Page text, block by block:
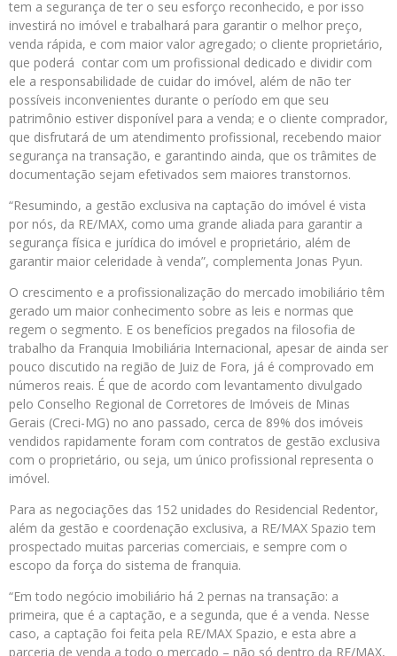
tem a segurança de ter o seu esforço reconhecido, e por isso
investirá no imóvel e trabalhará para garantir o melhor preço,
venda rápida, e com maior valor agregado; o cliente proprietário,
que poderá contar com um profissional dedicado e dividir com
ele a responsabilidade de cuidar do imóvel, além de não ter
possíveis inconvenientes durante o período em que seu
patrimônio estiver disponível para a venda; e o cliente comprador,
que disfrutará de um atendimento profissional, recebendo maior
segurança na transação, e garantindo ainda, que os trâmites de
documentação sejam efetivados sem maiores transtornos.
“Resumindo, a gestão exclusiva na captação do imóvel é vista
por nós, da RE/MAX, como uma grande aliada para garantir a
segurança física e jurídica do imóvel e proprietário, além de
garantir maior celeridade à venda”, complementa Jonas Pyun.
O crescimento e a profissionalização do mercado imobiliário têm
gerado um maior conhecimento sobre as leis e normas que
regem o segmento. E os benefícios pregados na filosofia de
trabalho da Franquia Imobiliária Internacional, apesar de ainda ser
pouco discutido na região de Juiz de Fora, já é comprovado em
números reais. É que de acordo com levantamento divulgado
pelo Conselho Regional de Corretores de Imóveis de Minas
Gerais (Creci-MG) no ano passado, cerca de 89% dos imóveis
vendidos rapidamente foram com contratos de gestão exclusiva
com o proprietário, ou seja, um único profissional representa o
imóvel.
Para as negociações das 152 unidades do Residencial Redentor,
além da gestão e coordenação exclusiva, a RE/MAX Spazio tem
prospectado muitas parcerias comerciais, e sempre com o
escopo da força do sistema de franquia.
“Em todo negócio imobiliário há 2 pernas na transação: a
primeira, que é a captação, e a segunda, que é a venda. Nesse
caso, a captação foi feita pela RE/MAX Spazio, e esta abre a
parceria de venda a todo o mercado – não só dentro da RE/MAX,